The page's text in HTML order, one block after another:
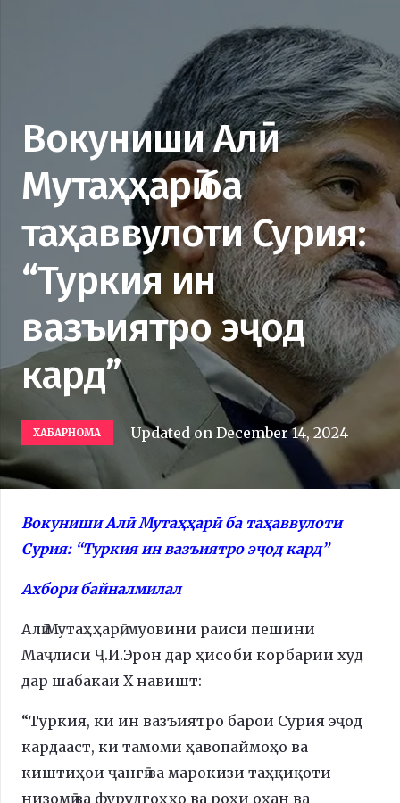
Вокуниши Алӣ
Мутаҳҳарӣ ба
таҳаввулоти Сурия:
“Туркия ин
вазъиятро эҷод
кард”
ХАБАРНОМА Updated onDecember 14, 2024
Вокуниши Алӣ Мутаҳҳарӣ ба таҳаввулоти
Сурия: “Туркия ин вазъиятро эҷод кард”
Ахбори байналмилал
Алӣ Мутаҳҳарӣ, муовини раиси пешини
Маҷлиси Ҷ.И.Эрон дар ҳисоби корбарии худ
дар шабакаи Х навишт:
“Туркия, ки ин вазъиятро барои Сурия эҷод
кардааст, ки тамоми ҳавопаймоҳо ва
киштиҳои ҷангӣ ва марокизи таҳқиқоти
низомӣ ва фурудгоҳҳо ва роҳи оҳан ва